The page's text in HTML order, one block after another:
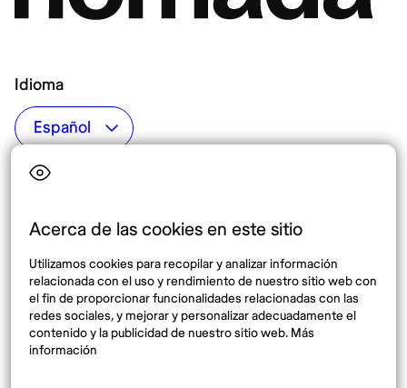
Acerca de las cookies en este sitio
Utilizamos cookies para recopilar y analizar información
relacionada con el uso y rendimiento de nuestro sitio web con
el fin de proporcionar funcionalidades relacionadas con las
redes sociales, y mejorar y personalizar adecuadamente el
contenido y la publicidad de nuestro sitio web. Más
información
Idioma
Top destinos
México
España
Destinos
Síguenos